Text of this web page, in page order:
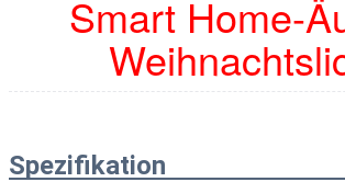
Smart Home-
Spezifikation